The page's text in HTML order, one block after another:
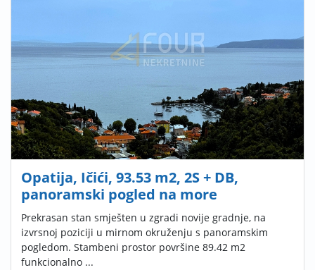
Opatija, Ičići, 93.53 m2, 2S + DB,
panoramski pogled na more
Prekrasan stan smješten u zgradi novije gradnje, na
izvrsnoj poziciji u mirnom okruženju s panoramskim
pogledom. Stambeni prostor površine 89.42 m2
funkcionalno ...